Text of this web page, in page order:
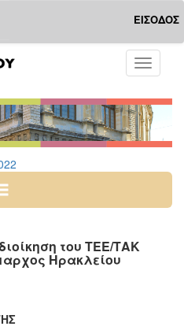
ΕΙΣΟΔΟΣ
Toggle
του ΤΕΕ/ΤΑΚ
Ηρακλείου